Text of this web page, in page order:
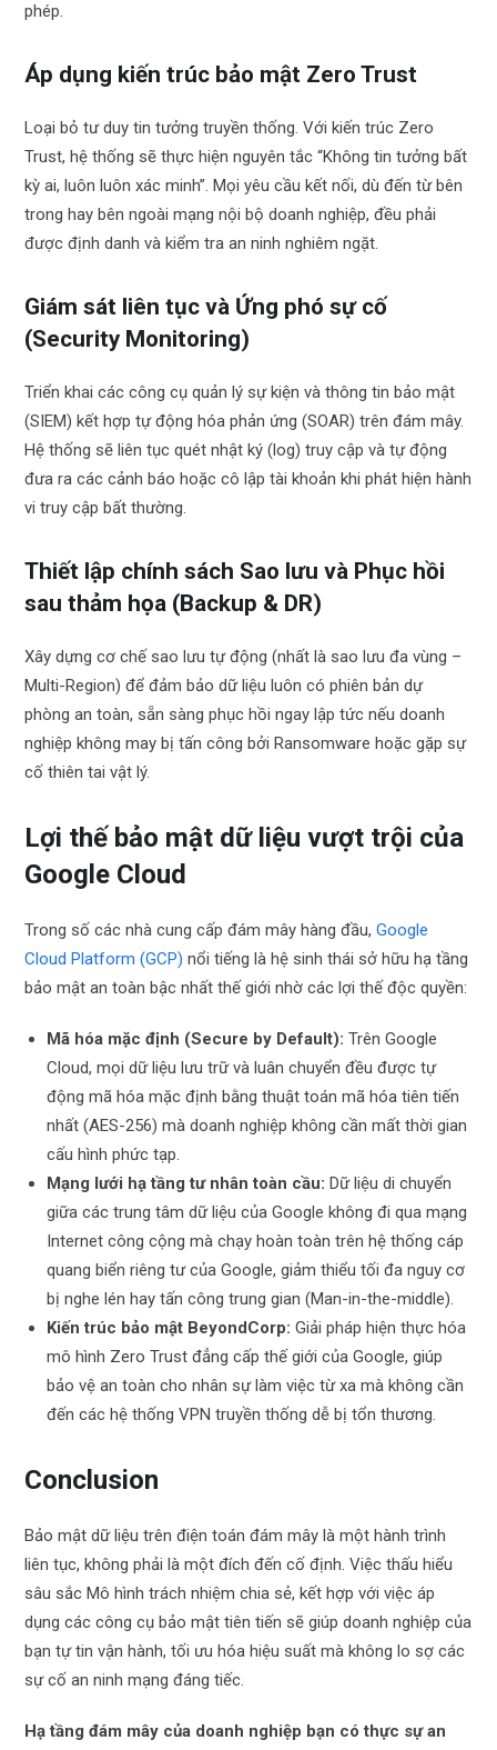
phép.
Áp dụng kiến trúc bảo mật Zero Trust
Loại bỏ tư duy tin tưởng truyền thống. Với kiến trúc Zero
Trust, hệ thống sẽ thực hiện nguyên tắc “Không tin tưởng bất
kỳ ai, luôn luôn xác minh”. Mọi yêu cầu kết nối, dù đến từ bên
trong hay bên ngoài mạng nội bộ doanh nghiệp, đều phải
được định danh và kiểm tra an ninh nghiêm ngặt.
Giám sát liên tục và Ứng phó sự cố
(Security Monitoring)
Triển khai các công cụ quản lý sự kiện và thông tin bảo mật
(SIEM) kết hợp tự động hóa phản ứng (SOAR) trên đám mây.
Hệ thống sẽ liên tục quét nhật ký (log) truy cập và tự động
đưa ra các cảnh báo hoặc cô lập tài khoản khi phát hiện hành
vi truy cập bất thường.
Thiết lập chính sách Sao lưu và Phục hồi
sau thảm họa (Backup & DR)
Xây dựng cơ chế sao lưu tự động (nhất là sao lưu đa vùng –
Multi-Region) để đảm bảo dữ liệu luôn có phiên bản dự
phòng an toàn, sẵn sàng phục hồi ngay lập tức nếu doanh
nghiệp không may bị tấn công bởi Ransomware hoặc gặp sự
cố thiên tai vật lý.
Lợi thế bảo mật dữ liệu vượt trội của
Google Cloud
Trong số các nhà cung cấp đám mây hàng đầu,Google
Cloud Platform (GCP) nổi tiếng là hệ sinh thái sở hữu hạ tầng
bảo mật an toàn bậc nhất thế giới nhờ các lợi thế độc quyền:
Mã hóa mặc định (Secure by Default): Trên Google
Cloud, mọi dữ liệu lưu trữ và luân chuyển đều được tự
động mã hóa mặc định bằng thuật toán mã hóa tiên tiến
nhất (AES-256) mà doanh nghiệp không cần mất thời gian
cấu hình phức tạp.
Mạng lưới hạ tầng tư nhân toàn cầu: Dữ liệu di chuyển
giữa các trung tâm dữ liệu của Google không đi qua mạng
Internet công cộng mà chạy hoàn toàn trên hệ thống cáp
quang biển riêng tư của Google, giảm thiểu tối đa nguy cơ
bị nghe lén hay tấn công trung gian (Man-in-the-middle).
Kiến trúc bảo mật BeyondCorp: Giải pháp hiện thực hóa
mô hình Zero Trust đẳng cấp thế giới của Google, giúp
bảo vệ an toàn cho nhân sự làm việc từ xa mà không cần
đến các hệ thống VPN truyền thống dễ bị tổn thương.
Conclusion
Bảo mật dữ liệu trên điện toán đám mây là một hành trình
liên tục, không phải là một đích đến cố định. Việc thấu hiểu
sâu sắc Mô hình trách nhiệm chia sẻ, kết hợp với việc áp
dụng các công cụ bảo mật tiên tiến sẽ giúp doanh nghiệp của
bạn tự tin vận hành, tối ưu hóa hiệu suất mà không lo sợ các
sự cố an ninh mạng đáng tiếc.
Hạ tầng đám mây của doanh nghiệp bạn có thực sự an